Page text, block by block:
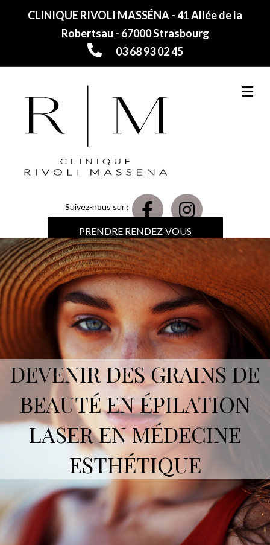
CLINIQUE RIVOLI MASSÉNA - 41 Allée de la
Robertsau - 67000 Strasbourg
03 68 93 02 45
Suivez-nous sur :
PRENDRE RENDEZ-VOUS
DEVENIR DES GRAINS DE
BEAUTÉ EN ÉPILATION
LASER EN MÉDECINE
ESTHÉTIQUE